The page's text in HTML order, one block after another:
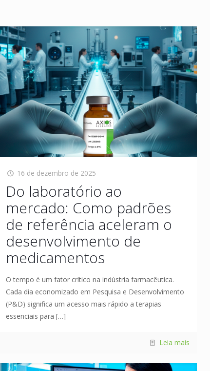
16 de dezembro de 2025
Do laboratório ao
mercado: Como padrões
de referência aceleram o
desenvolvimento de
medicamentos
O tempo é um fator crítico na indústria farmacêutica.
Cada dia economizado em Pesquisa e Desenvolvimento
(P&D) significa um acesso mais rápido a terapias
essenciais para […]
Leia mais